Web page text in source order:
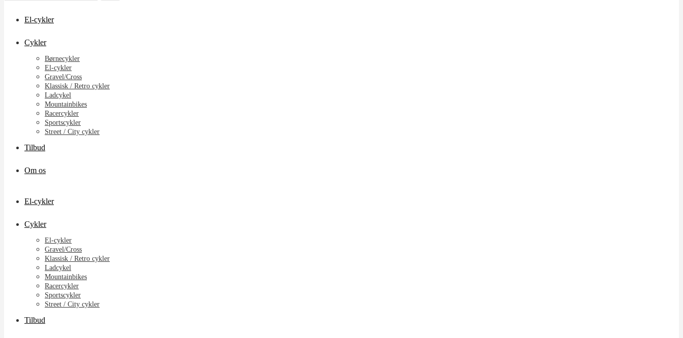
efter:
El-cykler
Cykler
Børnecykler
El-cykler
Gravel/Cross
Klassisk / Retro cykler
Ladcykel
Mountainbikes
Racercykler
Sportscykler
Street / City cykler
Tilbud
Om os
El-cykler
Cykler
El-cykler
Gravel/Cross
Klassisk / Retro cykler
Ladcykel
Mountainbikes
Racercykler
Sportscykler
Street / City cykler
Tilbud